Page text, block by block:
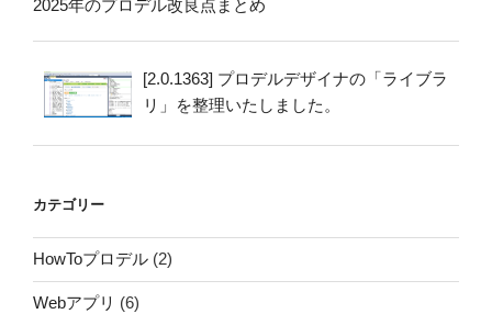
2025年のプロデル改良点まとめ
[2.0.1363] プロデルデザイナの「ライブラ
リ」を整理いたしました。
カテゴリー
HowToプロデル (2)
Webアプリ (6)